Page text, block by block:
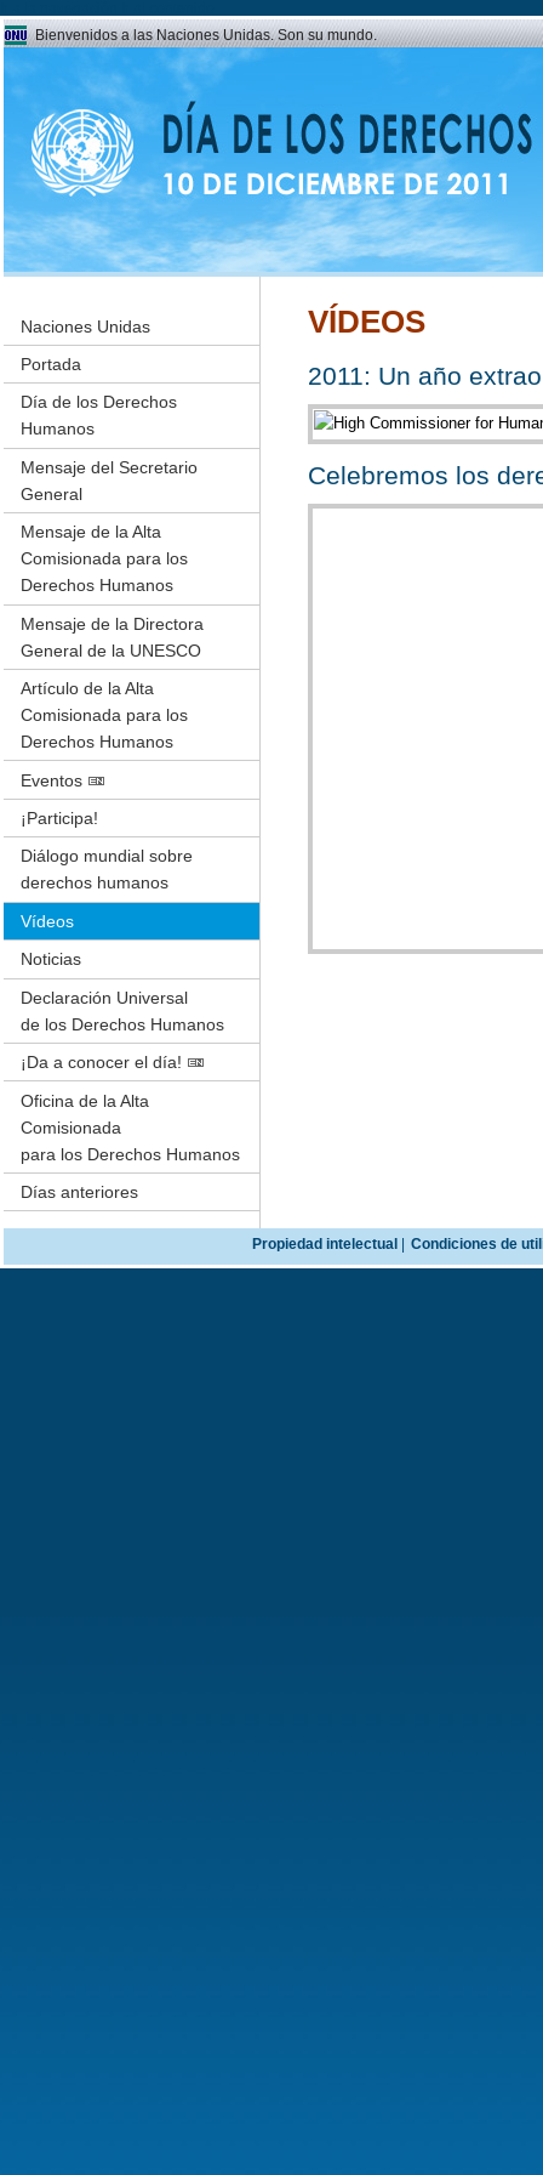
Bienvenidos a las Naciones Unidas. Son su mundo.
Día de los Derechos Humanos 2011
Naciones Unidas
Portada
Día de los Derechos
Humanos
Mensaje del Secretario
General
Mensaje de la Alta
Comisionada para los
Derechos Humanos
Mensaje de la Directora
General de la UNESCO
Artículo de la Alta
Comisionada para los
Derechos Humanos
Eventos
¡Participa!
Diálogo mundial sobre
derechos humanos
Vídeos
Noticias
Declaración Universal
de los Derechos Humanos
¡Da a conocer el día!
Oficina de la Alta
Comisionada
para los Derechos Humanos
Días anteriores
VÍDEOS
2011: Un año
Celebremos los
Propiedad intelectual Condiciones de